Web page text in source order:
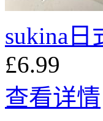
sukina日
£6.99
查看详情